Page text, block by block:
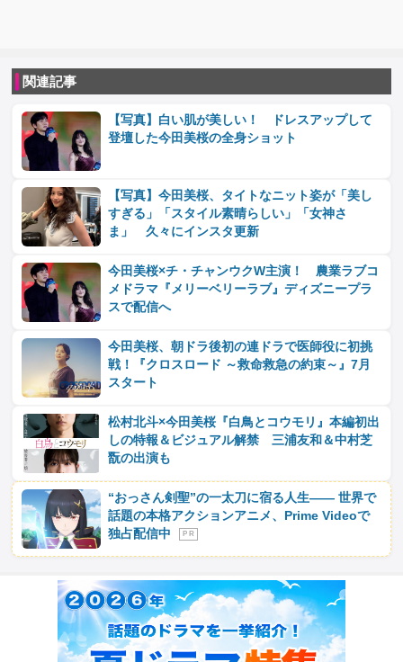
関連記事
【写真】白い肌が美しい！ ドレスアップして
登壇した今田美桜の全身ショット
【写真】今田美桜、タイトなニット姿が「美し
すぎる」「スタイル素晴らしい」「女神さ
ま」 久々にインスタ更新
今田美桜×チ・チャンウクW主演！ 農業ラブコ
メドラマ『メリーベリーラブ』ディズニープラ
スで配信へ
今田美桜、朝ドラ後初の連ドラで医師役に初挑
戦！『クロスロード ～救命救急の約束～』7月
スタート
松村北斗×今田美桜『白鳥とコウモリ』本編初出
しの特報＆ビジュアル解禁 三浦友和＆中村芝
翫の出演も
“おっさん剣聖”の一太刀に宿る人生―― 世界で
話題の本格アクションアニメ、Prime Videoで
独占配信中
P R